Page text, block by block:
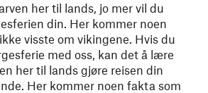
her til lands, jo mer vil du
din. Her kommer noen
visste om vikingene. Hvis du
med oss, kan det å lære
her til lands gjøre reisen din
Her kommer noen fakta som